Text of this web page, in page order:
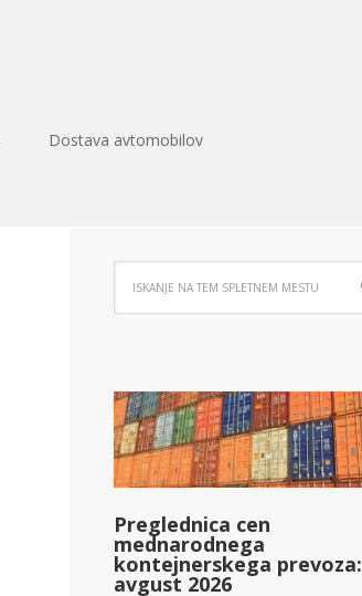
Dostava avtomobilov
Preglednica cen
mednarodnega
kontejnerskega prevoza:
avgust 2026